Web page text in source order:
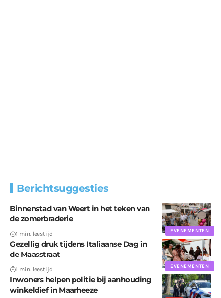
Berichtsuggesties
EVENEMENTEN
Binnenstad van Weert in het teken van
de zomerbraderie
1 min. leestijd
EVENEMENTEN
Gezellig druk tijdens Italiaanse Dag in
de Maasstraat
1 min. leestijd
Inwoners helpen politie bij aanhouding
winkeldief in Maarheeze